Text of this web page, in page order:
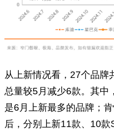
从上新情况看，27个品牌
总量较5月减少6款。其中
是6月上新最多的品牌；
后，分别上新11款、10